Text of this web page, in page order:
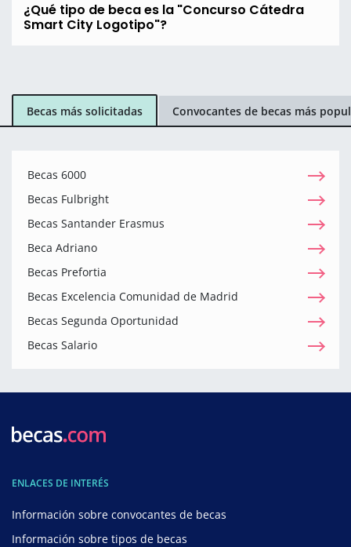
¿Qué tipo de beca es la "Concurso Cátedra
Smart City Logotipo"?
Becas más solicitadas Convocantes de becas más
Becas 6000
Becas Fulbright
Becas Santander Erasmus
Beca Adriano
Becas Prefortia
Becas Excelencia Comunidad de Madrid
Becas Segunda Oportunidad
Becas Salario
ENLACES DE INTERÉS
Información sobre convocantes de becas
Información sobre tipos de becas